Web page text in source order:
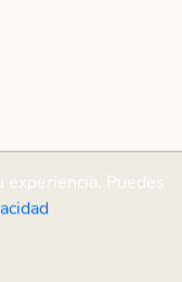
Puedes